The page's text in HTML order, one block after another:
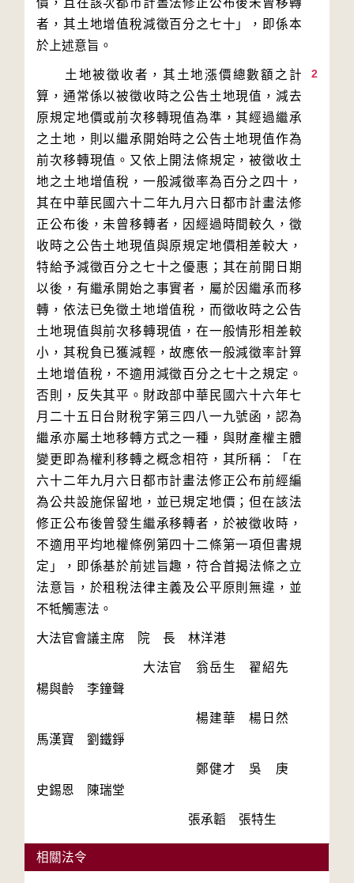
價，且在該次都市計晝法修正公布後未曾移轉
者，其土地增值稅減徵百分之七十」，即係本
2
土地被徵收者，其土地漲價總數額之計
算，通常係以被徵收時之公告土地現值，減去
原規定地價或前次移轉現值為準，其經過繼承
之土地，則以繼承開始時之公告土地現值作為
前次移轉現值。又依上開法條規定，被徵收土
地之土地增值稅，一般減徵率為百分之四十，
其在中華民國六十二年九月六日都市計畫法修
正公布後，未曾移轉者，因經過時間較久，徵
收時之公告土地現值與原規定地價相差較大，
特給予減徵百分之七十之優惠；其在前開日期
以後，有繼承開始之事實者，屬於因繼承而移
轉，依法已免徵土地增值稅，而徵收時之公告
土地現值與前次移轉現值，在一般情形相差較
小，其稅負已獲減輕，故應依一般減徵率計算
土地增值稅，不適用減徵百分之七十之規定。
否則，反失其平。財政部中華民國六十六年七
月二十五日台財稅字第三四八一九號函，認為
繼承亦屬土地移轉方式之一種，與財產權主體
變更即為權利移轉之概念相符，其所稱：「在
六十二年九月六日都市計畫法修正公布前經編
為公共設施保留地，並已規定地價；但在該法
修正公布後曾發生繼承移轉者，於被徵收時，
不適用平均地權條例第四十二條第一項但書規
定」，即係基於前述旨趣，符合首揭法條之立
法意旨，於租稅法律主義及公平原則無違，並
大法官　翁岳生　翟紹先
楊建華　楊日然
鄭健才　吳　庚
相關法令